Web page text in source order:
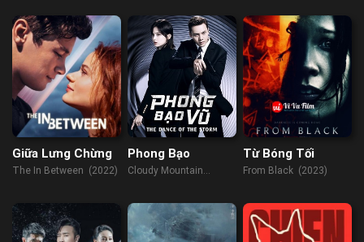
(2023)
Giữa Lưng Chừng
The In Between (2022)
Phong Bạo
Cloudy Mountain
Từ Bóng Tối
From Black (2023)